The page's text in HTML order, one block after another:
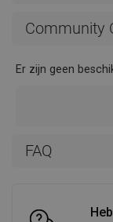
FAQ
Community
Er zijn geen